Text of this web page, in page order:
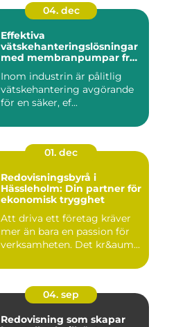
04. dec
Effektiva
vätskehanteringslösningar
med membranpumpar från
Inom industrin är pålitlig
vätskehantering avgörande
för en säker, ef...
01. dec
Redovisningsbyrå i
Hässleholm: Din partner för
ekonomisk trygghet
Att driva ett företag kräver
mer än bara en passion för
verksamheten. Det kr&aum...
04. sep
Redovisning som skapar